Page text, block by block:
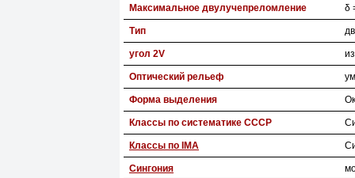
Максимальное двулучепреломление δ
Тип
угол 2V
Оптический рельеф
Форма выделения
Классы по систематике СССР
Классы по IMA
Сингония